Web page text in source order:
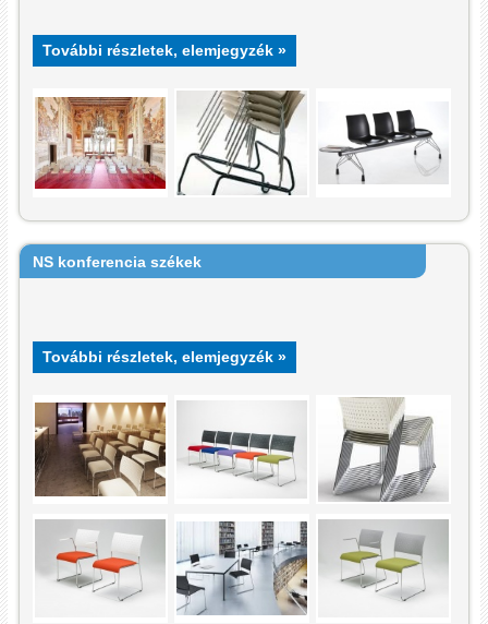
További részletek, elemjegyzék »
NS konferencia székek
További részletek, elemjegyzék »